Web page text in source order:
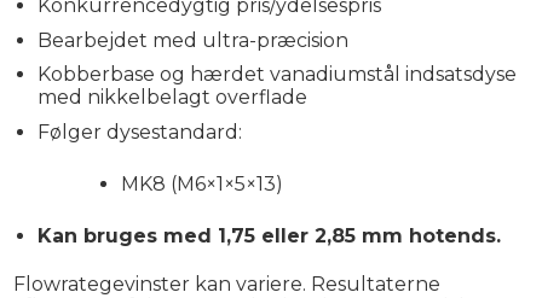
Konkurrencedygtig pris/ydelsespris
Bearbejdet med ultra-præcision
Kobberbase og hærdet vanadiumstål indsatsdyse
med nikkelbelagt overflade
Følger dysestandard:
MK8 (M6×1×5×13)
Kan bruges med 1,75 eller 2,85 mm hotends.
Flowrategevinster kan variere. Resultaterne